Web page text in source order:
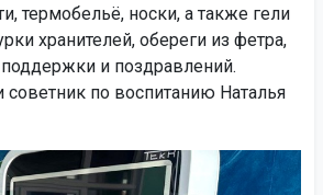
термобельё, носки, а также гели
хранителей, обереги из фетра,
и поздравлений.
по воспитанию Наталья